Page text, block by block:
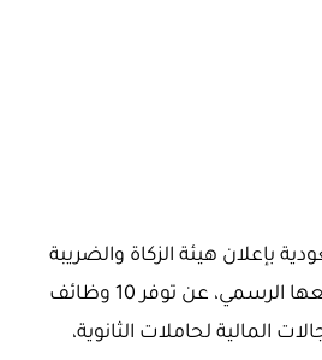
بإعلان هيئة الزكاة والضريبة
والجمارك عبر عبر موقعها الرسمي، عن توفر 10 وظائف
المالية لحاملات الثانوية،